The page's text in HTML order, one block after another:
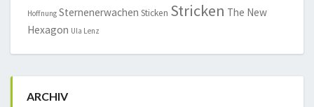
Hoffnung Sternenerwachen Sticken Stricken The New
Hexagon Ula Lenz
ARCHIV